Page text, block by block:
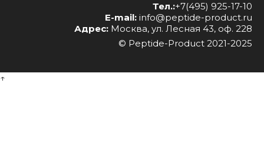
Тел.:+7(495) 925-17-10
E-mail: info@peptide-product.ru
Адрес: Москва, ул. Лесная 43, оф. 228
© Peptide-Product 2021-2025
↑